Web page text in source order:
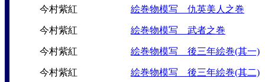
今村紫紅 絵巻物模写 仇英美人之巻
今村紫紅 絵巻物模写 武者之巻
今村紫紅 絵巻物模写 後三年絵巻(其一)
今村紫紅 絵巻物模写 後三年絵巻(其二)